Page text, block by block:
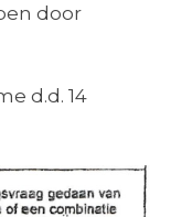
door
d.d. 14